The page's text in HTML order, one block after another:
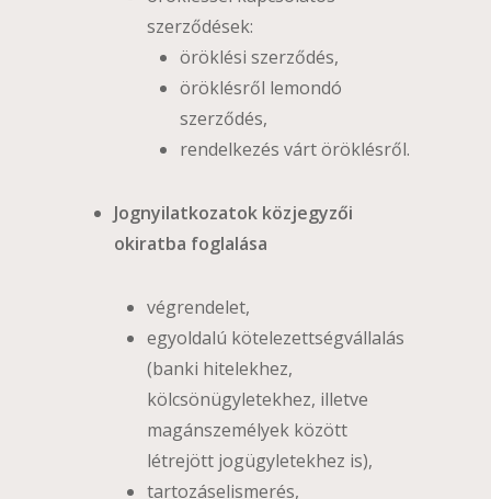
szerződések:
öröklési szerződés,
öröklésről lemondó
szerződés,
rendelkezés várt öröklésről.
Jognyilatkozatok közjegyzői
okiratba foglalása
végrendelet,
egyoldalú kötelezettségvállalás
(banki hitelekhez,
kölcsönügyletekhez, illetve
magánszemélyek között
létrejött jogügyletekhez is),
tartozáselismerés,